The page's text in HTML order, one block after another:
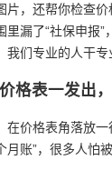
片，还帮你检查
里漏了“社保申报
们专业的人干专
格表一发出
在价格表角落放一
月账”，很多人怕